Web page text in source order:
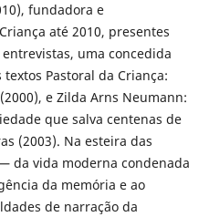
fundadora e
até 2010, presentes
uma concedida
Pastoral da Criança:
e Zilda Arns Neumann:
que salva centenas de
(2003). Na esteira das
da vida moderna condenada
da memória e ao
de narração da